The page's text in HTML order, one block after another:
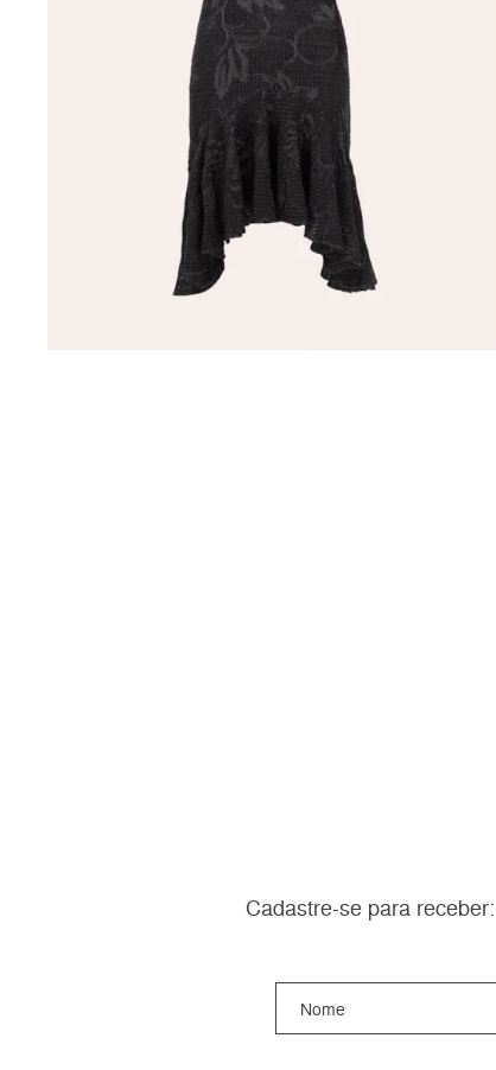
Cadastre-se para